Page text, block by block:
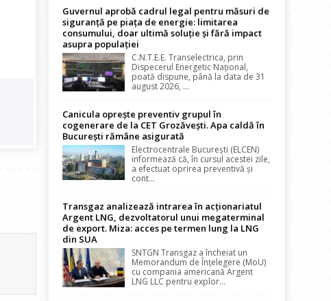
Guvernul aprobă cadrul legal pentru măsuri de
siguranță pe piața de energie: limitarea
consumului, doar ultimă soluție și fără impact
asupra populației
C.N.T.E.E. Transelectrica, prin
Dispecerul Energetic Național,
poată dispune, până la data de 31
august 2026, ...
Canicula oprește preventiv grupul în
cogenerare de la CET Grozăvești. Apa caldă în
București rămâne asigurată
Electrocentrale București (ELCEN)
informează că, în cursul acestei zile,
a efectuat oprirea preventivă și
cont...
Transgaz analizează intrarea în acționariatul
Argent LNG, dezvoltatorul unui megaterminal
de export. Miza: acces pe termen lung la LNG
din SUA
SNTGN Transgaz a încheiat un
Memorandum de Înțelegere (MoU)
cu compania americană Argent
LNG LLC pentru explor...